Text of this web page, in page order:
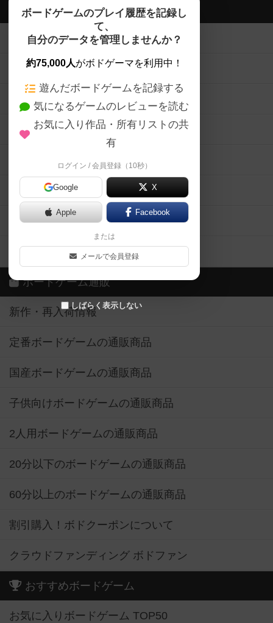
ボードゲームのプレイ履歴を記録し
て、
自分のデータを管理しませんか？
約75,000人がボドゲーマを利用中！
遊んだボードゲームを記録する
気になるゲームのレビューを読む
お気に入り作品・所有リストの共
有
ログイン / 会員登録（10秒）
Google X
Apple Facebook
または
メールで会員登録
しばらく表示しない
ボドゲーマTOP
ボードゲームを検索する
ボードゲームの新着レビュー
ボードゲーム会情報
メカニクス特集
掲示板・トピックス
ボドとも・会員一覧
ボードゲーム業界コラム
ボドゲーマご利用案内
ボードゲーム通販
新作・再入荷情報
定番ボードゲームの通販商品
国産ボードゲームの通販商品
子供向けボードゲームの通販商品
2人用ボードゲームの通販商品
20分以下のボードゲームの通販商品
60分以上のボードゲームの通販商品
割引購入！ボドクーポンについて
クラウドファンディング ボドファン
おすすめボードゲーム
お気に入りボードゲーム TOP50